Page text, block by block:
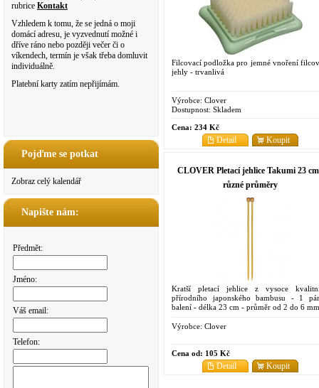
rubrice Kontakt
Vzhledem k tomu, že se jedná o moji
domácí adresu, je vyzvednutí možné i
dříve ráno nebo později večer či o
víkendech, termín je však třeba domluvit
individuálně.
Platební karty zatím nepřijímám.
Pojďme se potkat
Zobraz celý kalendář
Napište nám:
Předmět:
Jméno:
Váš email:
Telefon:
Filcovací podložka pro jemné vnoření
jehly - trvanlivá
Výrobce: Clover
Dostupnost: Skladem
Cena: 234 Kč
Koupit
Detail
CLOVER Pletací jehlice Takumi 23
různé průměry
Kratší pletací jehlice z vysoce
přírodního japonského bambusu - 1
balení - délka 23 cm - průměr od 2 do 6 mm
Výrobce: Clover
Cena od: 105 Kč
Koupit
Detail